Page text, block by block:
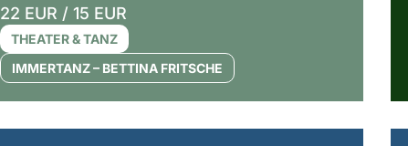
22 EUR / 15 EUR
THEATER & TANZ
IMMERTANZ – BETTINA FRITSCHE